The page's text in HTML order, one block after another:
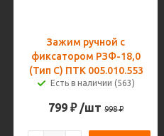
Зажим ручной с
фиксатором РЗФ-18,0
(Тип С) ПТК 005.010.553
Есть в наличии (563)
799 ₽ /шт 998₽